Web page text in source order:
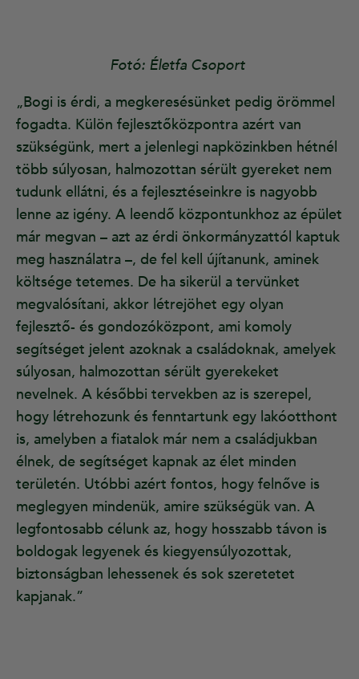
Fotó: Életfa Csoport
„Bogi is érdi, a megkeresésünket pedig örömmel
fogadta. Külön fejlesztőközpontra azért van
szükségünk, mert a jelenlegi napközinkben hétnél
több súlyosan, halmozottan sérült gyereket nem
tudunk ellátni, és a fejlesztéseinkre is nagyobb
lenne az igény. A leendő központunkhoz az épület
már megvan – azt az érdi önkormányzattól kaptuk
meg használatra –, de fel kell újítanunk, aminek
költsége tetemes. De ha sikerül a tervünket
megvalósítani, akkor létrejöhet egy olyan
fejlesztő- és gondozóközpont, ami komoly
segítséget jelent azoknak a családoknak, amelyek
súlyosan, halmozottan sérült gyerekeket
nevelnek. A későbbi tervekben az is szerepel,
hogy létrehozunk és fenntartunk egy lakóotthont
is, amelyben a fiatalok már nem a családjukban
élnek, de segítséget kapnak az élet minden
területén. Utóbbi azért fontos, hogy felnőve is
meglegyen mindenük, amire szükségük van. A
legfontosabb célunk az, hogy hosszabb távon is
boldogak legyenek és kiegyensúlyozottak,
biztonságban lehessenek és sok szeretetet
kapjanak.”